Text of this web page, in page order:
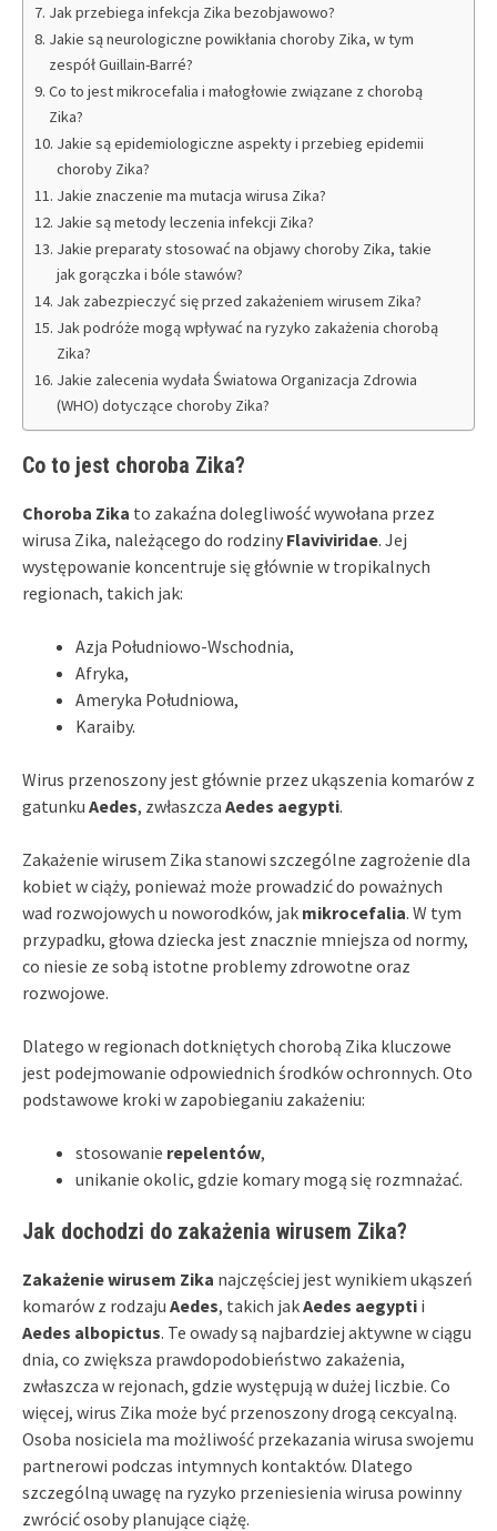
Jak przebiega infekcja Zika bezobjawowo?
Jakie są neurologiczne powikłania choroby Zika, w tym
zespół Guillain-Barré?
Co to jest mikrocefalia i małogłowie związane z chorobą
Zika?
Jakie są epidemiologiczne aspekty i przebieg epidemii
choroby Zika?
Jakie znaczenie ma mutacja wirusa Zika?
Jakie są metody leczenia infekcji Zika?
Jakie preparaty stosować na objawy choroby Zika, takie
jak gorączka i bóle stawów?
Jak zabezpieczyć się przed zakażeniem wirusem Zika?
Jak podróże mogą wpływać na ryzyko zakażenia chorobą
Zika?
Jakie zalecenia wydała Światowa Organizacja Zdrowia
(WHO) dotyczące choroby Zika?
Co to jest choroba Zika?
Choroba Zika to zakaźna dolegliwość wywołana przez
wirusa Zika, należącego do rodziny Flaviviridae. Jej
występowanie koncentruje się głównie w tropikalnych
regionach, takich jak:
Azja Południowo-Wschodnia,
Afryka,
Ameryka Południowa,
Karaiby.
Wirus przenoszony jest głównie przez ukąszenia komarów z
gatunku Aedes, zwłaszcza Aedes aegypti.
Zakażenie wirusem Zika stanowi szczególne zagrożenie dla
kobiet w ciąży, ponieważ może prowadzić do poważnych
wad rozwojowych u noworodków, jak mikrocefalia. W tym
przypadku, głowa dziecka jest znacznie mniejsza od normy,
co niesie ze sobą istotne problemy zdrowotne oraz
rozwojowe.
Dlatego w regionach dotkniętych chorobą Zika kluczowe
jest podejmowanie odpowiednich środków ochronnych. Oto
podstawowe kroki w zapobieganiu zakażeniu:
stosowanie repelentów,
unikanie okolic, gdzie komary mogą się rozmnażać.
Jak dochodzi do zakażenia wirusem Zika?
Zakażenie wirusem Zika najczęściej jest wynikiem ukąszeń
komarów z rodzaju Aedes, takich jakAedes aegypti i
Aedes albopictus. Te owady są najbardziej aktywne w ciągu
dnia, co zwiększa prawdopodobieństwo zakażenia,
zwłaszcza w rejonach, gdzie występują w dużej liczbie. Co
więcej, wirus Zika może być przenoszony drogą сексуalną.
Osoba nosiciela ma możliwość przekazania wirusa swojemu
partnerowi podczas intymnych kontaktów. Dlatego
szczególną uwagę na ryzyko przeniesienia wirusa powinny
zwrócić osoby planujące ciążę.